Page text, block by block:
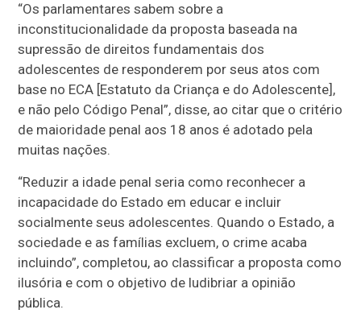
“Os parlamentares sabem sobre a
inconstitucionalidade da proposta baseada na
supressão de direitos fundamentais dos
adolescentes de responderem por seus atos com
base no ECA [Estatuto da Criança e do Adolescente],
e não pelo Código Penal”, disse, ao citar que o critério
de maioridade penal aos 18 anos é adotado pela
muitas nações.
“Reduzir a idade penal seria como reconhecer a
incapacidade do Estado em educar e incluir
socialmente seus adolescentes. Quando o Estado, a
sociedade e as famílias excluem, o crime acaba
incluindo”, completou, ao classificar a proposta como
ilusória e com o objetivo de ludibriar a opinião
pública.